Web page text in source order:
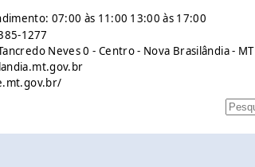
07:00 às 11:00 13:00 às 17:00
1277
Neves 0 - Centro - Nova Brasilândia - MT